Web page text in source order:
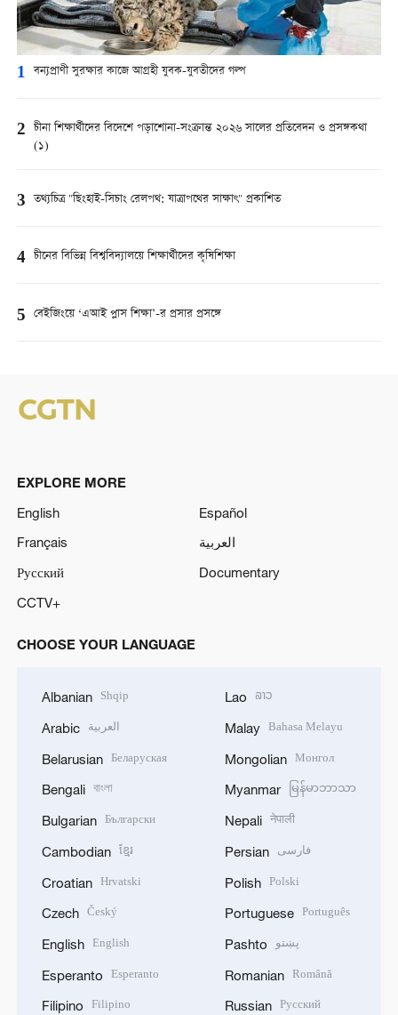
1 বন্যপ্রাণী সুরক্ষার কাজে আগ্রহী যুবক-যুবতীদের গল্প
2 চীনা শিক্ষার্থীদের বিদেশে পড়াশোনা-সংক্রান্ত ২০২৬ সালের প্রতিবেদন ও প্রসঙ্গকথা
(১)
3 তথ্যচিত্র "ছিংহাই-সিচাং রেলপথ: যাত্রাপথের সাক্ষাৎ" প্রকাশিত
4 চীনের বিভিন্ন বিশ্ববিদ্যালয়ে শিক্ষার্থীদের কৃষিশিক্ষা
5 বেইজিংয়ে ‘এআই প্লাস শিক্ষা’-র প্রসার প্রসঙ্গে
EXPLORE MORE
English
Español
Français
العربية
Русский
Documentary
CCTV+
CHOOSE YOUR LANGUAGE
Albanian Shqip
Arabic العربية
Belarusian Беларуская
Bengali বাংলা
Bulgarian Български
Cambodian ខ្មែរ
Croatian Hrvatski
Czech Český
English English
Esperanto Esperanto
Filipino Filipino
Lao ລາວ
Malay Bahasa Melayu
Mongolian Монгол
Myanmar မြန်မာဘာသာ
Nepali नेपाली
Persian فارسی
Polish Polski
Portuguese Português
Pashto پښتو
Romanian Română
Russian Русский